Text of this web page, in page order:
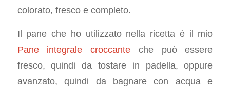
colorato, fresco e completo.
Il pane che ho utilizzato nella ricetta è il mio
Pane integrale croccante che può essere
fresco, quindi da tostare in padella, oppure
avanzato, quindi da bagnare con acqua e